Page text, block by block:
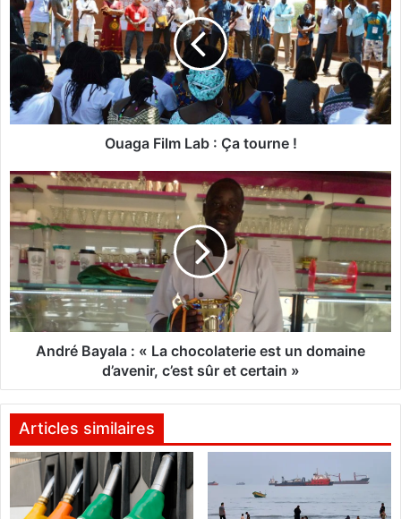
a
g
a
l
m
b
Ç
t
u
r
n
Ouaga Film Lab : Ça tourne !
A
d
é
a
y
a
:
«
a
c
André Bayala : « La chocolaterie est un domaine
d’avenir, c’est sûr et certain »
Articles similaires